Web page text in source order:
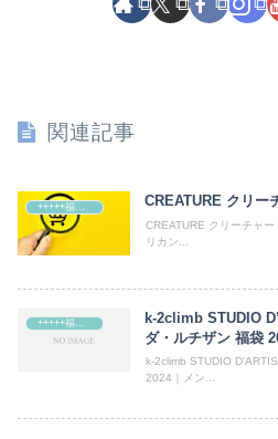
関連記事
CREATURE クリー
CREATURE クリーチャ
リカン...
+++++福袋++++++
k-2climb STUDIO
ダ・ルチザン 福袋
k-2climb STUDIO
2024｜メン...